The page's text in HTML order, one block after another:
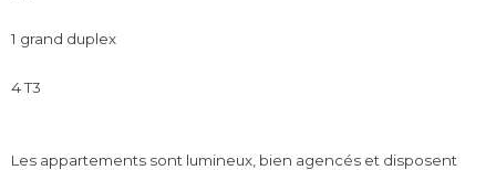
1 grand duplex
4 T3
Les appartements sont lumineux, bien agencés et disposent